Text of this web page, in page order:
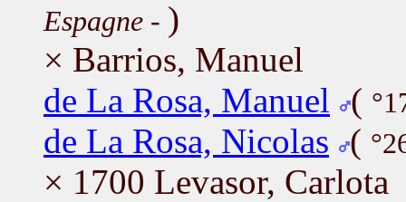
Espagne - )
× Barrios, Manuel
de La Rosa, Manuel
(
de La Rosa, Nicolas (
× 1700 Levasor, Carlota